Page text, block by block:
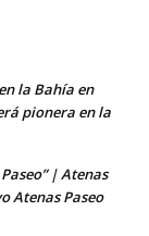
la Bahía en
pionera en la
| Atenas
Atenas Paseo